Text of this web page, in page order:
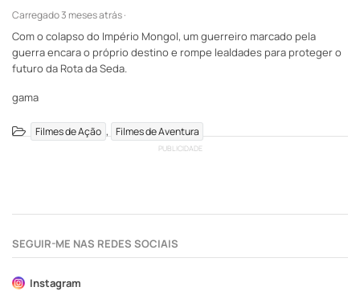
Carregado3 meses atrás ·
Com o colapso do Império Mongol, um guerreiro marcado pela
guerra encara o próprio destino e rompe lealdades para proteger o
futuro da Rota da Seda.
gama
Filmes de Ação , Filmes de Aventura
PUBLICIDADE
SEGUIR-ME NAS REDES SOCIAIS
Instagram